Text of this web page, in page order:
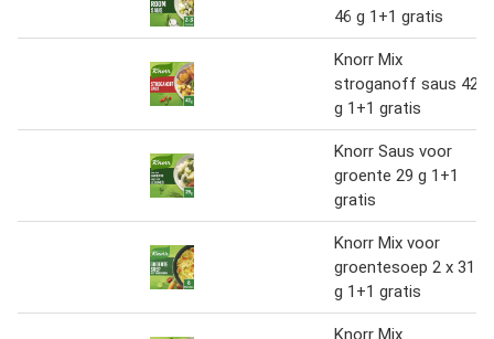
46 g 1+1 gratis
Knorr Mix
stroganoff saus 42
g 1+1 gratis
Knorr Saus voor
groente 29 g 1+1
gratis
Knorr Mix voor
groentesoep 2 x 31
g 1+1 gratis
Knorr Mix